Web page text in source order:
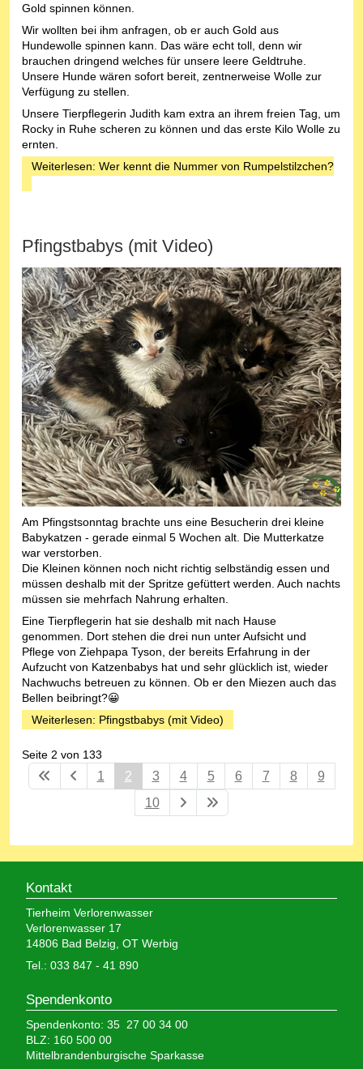
Gold spinnen können.
Wir wollten bei ihm anfragen, ob er auch Gold aus
Hundewolle spinnen kann. Das wäre echt toll, denn wir
brauchen dringend welches für unsere leere Geldtruhe.
Unsere Hunde wären sofort bereit, zentnerweise Wolle zur
Verfügung zu stellen.
Unsere Tierpflegerin Judith kam extra an ihrem freien Tag, um
Rocky in Ruhe scheren zu können und das erste Kilo Wolle zu
ernten.
Weiterlesen: Wer kennt die Nummer von Rumpelstilzchen?
Pfingstbabys (mit Video)
Am Pfingstsonntag brachte uns eine Besucherin drei kleine
Babykatzen - gerade einmal 5 Wochen alt. Die Mutterkatze
war verstorben.
Die Kleinen können noch nicht richtig selbständig essen und
müssen deshalb mit der Spritze gefüttert werden. Auch nachts
müssen sie mehrfach Nahrung erhalten.
Eine Tierpflegerin hat sie deshalb mit nach Hause
genommen. Dort stehen die drei nun unter Aufsicht und
Pflege von Ziehpapa Tyson, der bereits Erfahrung in der
Aufzucht von Katzenbabys hat und sehr glücklich ist, wieder
Nachwuchs betreuen zu können. Ob er den Miezen auch das
Bellen beibringt?😀
Weiterlesen: Pfingstbabys (mit Video)
Seite 2 von 133
1 2 3 4 5 6 7 8
9
10
Kontakt
Tierheim Verlorenwasser
Verlorenwasser 17
14806 Bad Belzig, OT Werbig
Tel.: 033 847 - 41 890
Spendenkonto
Spendenkonto: 35 27 00 34 00
BLZ: 160 500 00
Mittelbrandenburgische Sparkasse